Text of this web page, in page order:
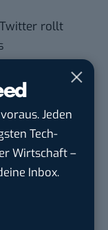
Jeden
Tech-
Wirtschaft –
Inbox.
rollt
erhalten
Umfragen
, wenn es um